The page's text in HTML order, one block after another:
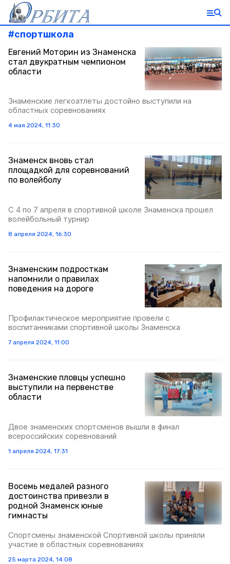
#спортшкола
Евгений Моторин из Знаменска
стал двукратным чемпионом
области
Знаменские легкоатлеты достойно выступили на
областных соревнованиях
4 мая 2024, 11:30
Знаменск вновь стал
площадкой для соревнований
по волейболу
С 4 по 7 апреля в спортивной школе Знаменска прошел
волейбольный турнир
8 апреля 2024, 16:30
Знаменским подросткам
напомнили о правилах
поведения на дороге
Профилактическое мероприятие провели с
воспитанниками спортивной школы Знаменска
7 апреля 2024, 11:00
Знаменские пловцы успешно
выступили на первенстве
области
Двое знаменских спортсменов вышли в финал
всероссийских соревнований
1 апреля 2024, 17:31
Восемь медалей разного
достоинства привезли в
родной Знаменск юные
гимнасты
Спортсмены знаменской Спортивной школы приняли
участие в областных соревнованиях
25 марта 2024, 14:08